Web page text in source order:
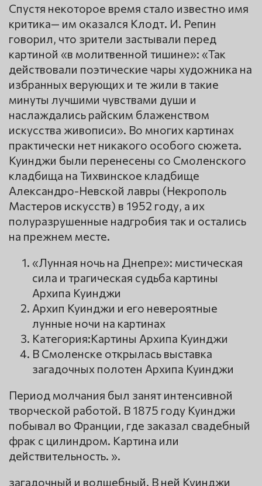
Спустя некоторое время стало известно имя
критика— им оказался Клодт. И. Репин
говорил, что зрители застывали перед
картиной «в молитвенной тишине»: «Так
действовали поэтические чары художника на
избранных верующих и те жили в такие
минуты лучшими чувствами души и
наслаждались райским блаженством
искусства живописи». Во многих картинах
практически нет никакого особого сюжета.
Куинджи были перенесены со Смоленского
кладбища на Тихвинское кладбище
Александро-Невской лавры (Некрополь
Мастеров искусств) в 1952 году, а их
полуразрушенные надгробия так и остались
на прежнем месте.
«Лунная ночь на Днепре»: мистическая
сила и трагическая судьба картины
Архипа Куинджи
Архип Куинджи и его невероятные
лунные ночи на картинах
Категория:Картины Архипа Куинджи
В Смоленске открылась выставка
загадочных полотен Архипа Куинджи
Период молчания был занят интенсивной
творческой работой. В 1875 году Куинджи
побывал во Франции, где заказал свадебный
фрак с цилиндром. Картина или
действительность. ».
загадочный и волшебный. В ней Куинджи